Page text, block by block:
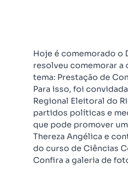
Hoje é comemorado o
resolveu comemorar a
tema: Prestação de
Para isso, foi
Regional Eleitoral do
partidos políticas e
que pode promover
Thereza Angélica e
do curso de Ciências
Confira a galeria de